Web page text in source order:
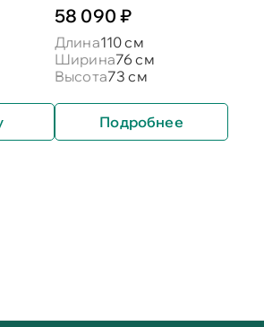
58 090 ₽
Длина110 см
Ширина76 см
Высота73 см
Подробнее